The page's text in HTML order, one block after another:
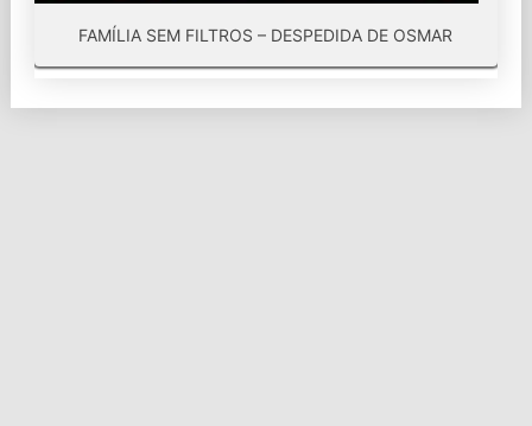
FAMÍLIA SEM FILTROS – DESPEDIDA DE OSMAR